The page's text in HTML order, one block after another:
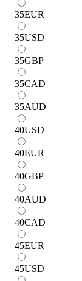
35EUR
35USD
35GBP
35CAD
35AUD
40USD
40EUR
40GBP
40AUD
40CAD
45EUR
45USD